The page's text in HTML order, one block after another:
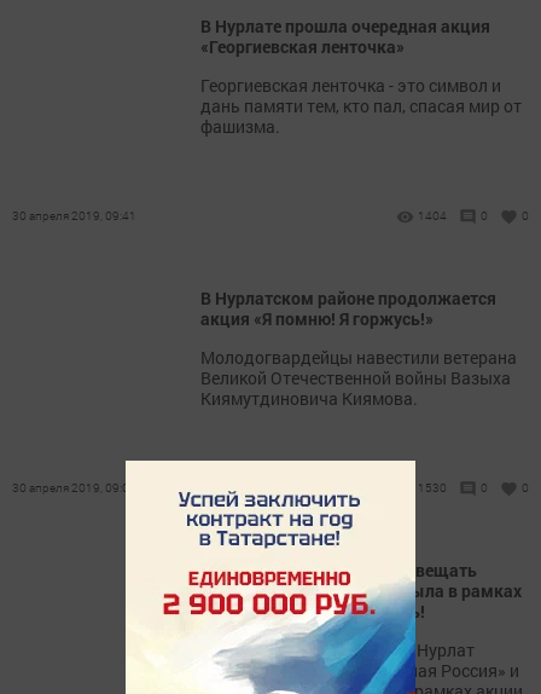
В Нурлате прошла очередная акция
«Георгиевская ленточка»
Георгиевская ленточка - это символ и
дань памяти тем, кто пал, спасая мир от
фашизма.
30 апреля 2019, 09:41 1404 0 0
В Нурлатском районе продолжается
акция «Я помню! Я горжусь!»
Молодогвардейцы навестили ветерана
Великой Отечественной войны Вазыха
Киямутдиновича Киямова.
30 апреля 2019, 09:03 1530 0 0
Нурлатцы продолжают навещать
ветеранов и тружеников тыла в рамках
акции «Я помню! Я горжусь!
Молодогвардейцы города Нурлат
совместно с партией «Единая Россия» и